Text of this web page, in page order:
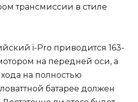
трансмиссии в стиле
i-Pro приводится 163-
на передней оси, а
на полностью
батарее должен